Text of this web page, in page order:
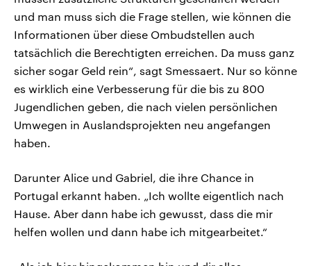
und man muss sich die Frage stellen, wie können die
Informationen über diese Ombudstellen auch
tatsächlich die Berechtigten erreichen. Da muss ganz
sicher sogar Geld rein“, sagt Smessaert. Nur so könne
es wirklich eine Verbesserung für die bis zu 800
Jugendlichen geben, die nach vielen persönlichen
Umwegen in Auslandsprojekten neu angefangen
haben.
Darunter Alice und Gabriel, die ihre Chance in
Portugal erkannt haben. „Ich wollte eigentlich nach
Hause. Aber dann habe ich gewusst, dass die mir
helfen wollen und dann habe ich mitgearbeitet.“